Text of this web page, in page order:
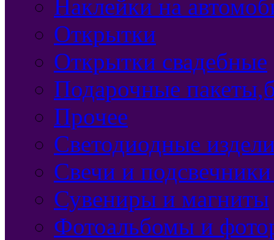
Наклейки на
Открытки
Открытки свадебные
Подарочные
Прочее
Светодиодные
Свечи и
Сувениры и магниты
Фотоальбомы и